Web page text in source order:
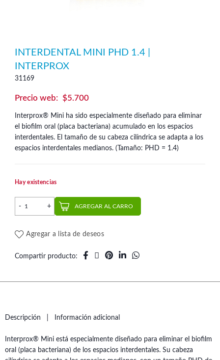
INTERDENTAL MINI PHD 1.4 |
INTERPROX
31169
$5.700
Interprox® Mini ha sido especialmente diseñado para eliminar
el biofilm oral (placa bacteriana) acumulado en los espacios
interdentales. El tamaño de su cabeza cilíndrica se adapta a los
espacios interdentales medianos. (Tamaño: PHD = 1.4)
Hay existencias
Interdental Mini PHD 1.4 | Interprox cantidad
AGREGAR AL CARRO
Agregar a lista de deseos
Compartir producto
Descripción Información adicional
Interprox® Mini está especialmente diseñado para eliminar el biofilm
oral (placa bacteriana) de los espacios interdentales. Su cabeza